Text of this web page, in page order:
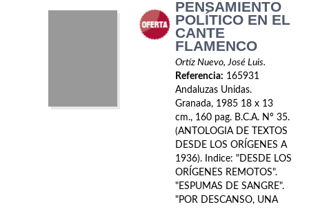
PENSAMIENTO
POLÍTICO EN EL
CANTE
FLAMENCO
Ortíz Nuevo, José Luis.
Referencia: 165931
Andaluzas Unidas.
Granada, 1985 18 x 13
cm., 160 pag. B.C.A. Nº 35.
(ANTOLOGIA DE TEXTOS
DESDE LOS ORÍGENES A
1936). Indice: "DESDE LOS
ORÍGENES REMOTOS".
"ESPUMAS DE SANGRE".
"POR DESCANSO, UNA